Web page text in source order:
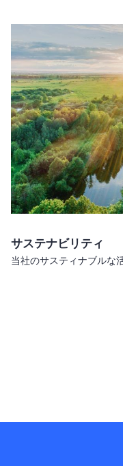
サステナビリティ
当社のサスティナブルな